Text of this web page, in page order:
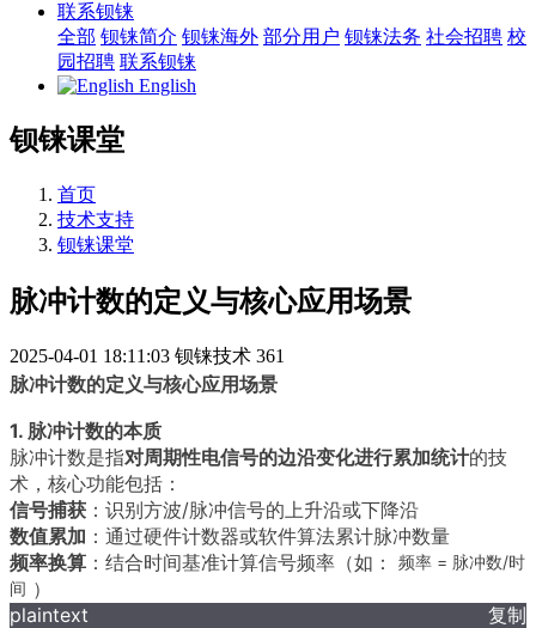
联系钡铼
全部 钡铼简介 钡铼海外 部分用户 钡铼法务 社会招聘 校
园招聘 联系钡铼
English
钡铼课堂
首页
技术支持
钡铼课堂
脉冲计数的定义与核心应用场景
2025-04-01 18:11:03 钡铼技术 361
脉冲计数的定义与核心应用场景
1. 脉冲计数的本质
脉冲计数是指对周期性电信号的边沿变化进行累加统计的技
术，核心功能包括：
信号捕获 ：识别方波/脉冲信号的上升沿或下降沿
数值累加 ：通过硬件计数器或软件算法累计脉冲数量
频率换算 ：结合时间基准计算信号频率（如：
频率 = 脉冲数/时
间 ）
plaintext
复制